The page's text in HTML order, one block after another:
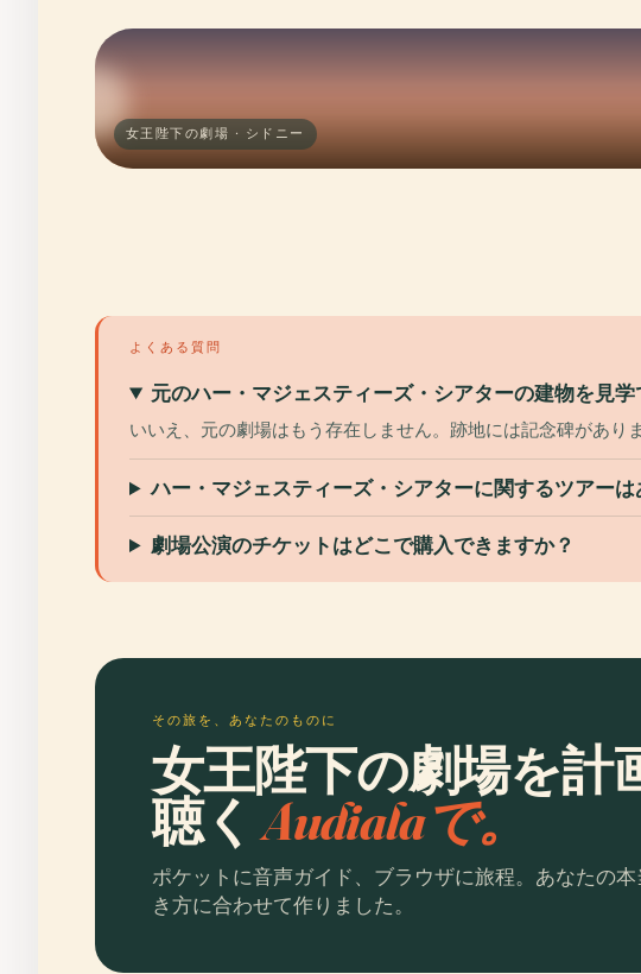
女王陛下の劇場 · シドニー
よくある質問
元のハー・マジェスティーズ・シアターの建物を見学
いいえ、元の劇場はもう存在しません。跡地には記念碑がありま
ハー・マジェスティーズ・シアターに関するツアーは
劇場公演のチケットはどこで購入できますか？
その旅を、あなたのものに
女王陛下の劇場を計
聴くAudialaで。
ポケットに音声ガイド、ブラウザに旅程。あなたの
き方に合わせて作りました。